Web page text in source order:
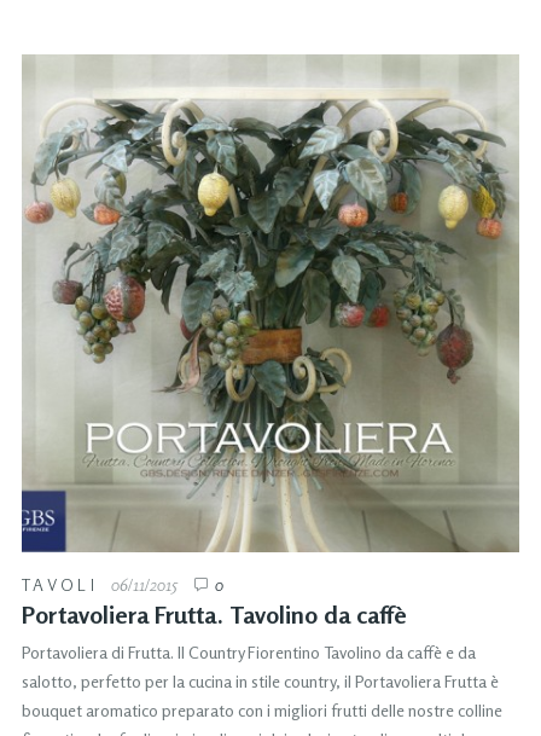
TAVOLI 06/11/2015 0
Portavoliera Frutta. Tavolino da caffè
Portavoliera di Frutta. Il Country Fiorentino Tavolino da caffè e da
salotto, perfetto per la cucina in stile country, il Portavoliera Frutta è
bouquet aromatico preparato con i migliori frutti delle nostre colline